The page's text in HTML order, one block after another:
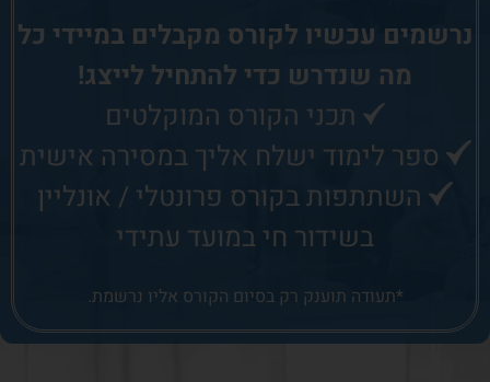
נרשמים עכשיו לקורס מקבלים במיידי כל
מה שנדרש כדי להתחיל לייצג!
תכני הקורס המוקלטים
ספר לימוד ישלח אליך במסירה אישית
השתתפות בקורס פרונטלי / אונליין
בשידור חי במועד עתידי
*תעודה תוענק רק בסיום הקורס אליו נרשמת.